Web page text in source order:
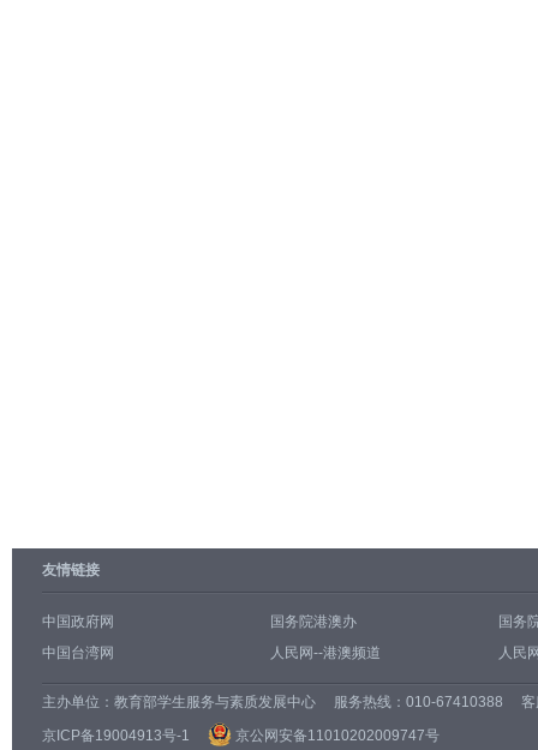
友情链接
中国政府网 国务院港澳办
国务
中国台湾网
人民网--港澳频道 人民
主办单位： 教育部学生服务与素质发展中心 服务热线：010-67410388 客
京ICP备19004913号-1
京公网安备11010202009747号